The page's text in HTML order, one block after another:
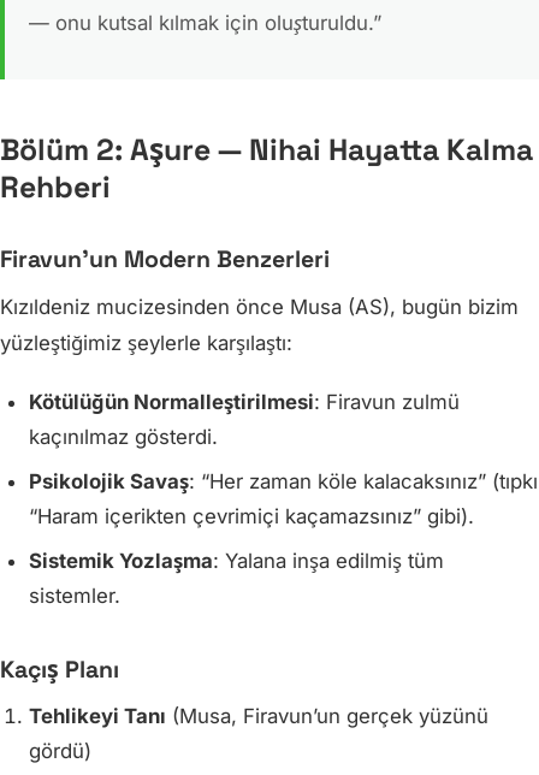
— onu kutsal kılmak için oluşturuldu.”
Bölüm 2: Aşure — Nihai Hayatta Kalma
Rehberi
Firavun’un Modern Benzerleri
Kızıldeniz mucizesinden önce Musa (AS), bugün bizim
yüzleştiğimiz şeylerle karşılaştı:
Kötülüğün Normalleştirilmesi: Firavun zulmü
kaçınılmaz gösterdi.
Psikolojik Savaş: “Her zaman köle kalacaksınız” (tıpkı
“Haram içerikten çevrimiçi kaçamazsınız” gibi).
Sistemik Yozlaşma: Yalana inşa edilmiş tüm
sistemler.
Kaçış Planı
Tehlikeyi Tanı (Musa, Firavun’un gerçek yüzünü
gördü)